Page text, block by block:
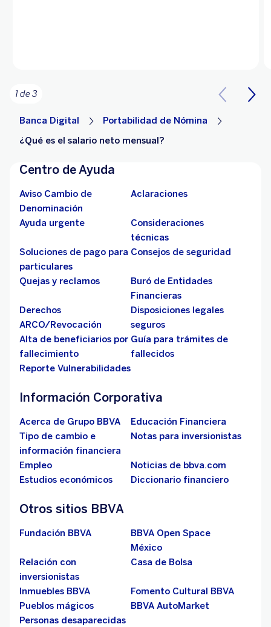
1 de 3
Banca Digital
Portabilidad de Nómina
¿Qué es el salario neto mensual?
Centro de Ayuda
Aviso Cambio de
Denominación
Aclaraciones
Ayuda urgente
Consideraciones
técnicas
Soluciones de pago para
particulares
Consejos de seguridad
Quejas y reclamos
Buró de Entidades
Financieras
Derechos
ARCO/Revocación
Disposiciones legales
seguros
Alta de beneficiarios por
fallecimiento
Guía para trámites de
fallecidos
Reporte Vulnerabilidades
Información Corporativa
Acerca de Grupo BBVA
Educación Financiera
Tipo de cambio e
información financiera
Notas para inversionistas
Empleo
Noticias de bbva.com
Estudios económicos
Diccionario financiero
Otros sitios BBVA
Fundación BBVA
BBVA Open Space
México
Relación con
inversionistas
Casa de Bolsa
Inmuebles BBVA
Fomento Cultural BBVA
Pueblos mágicos
BBVA AutoMarket
Personas desaparecidas